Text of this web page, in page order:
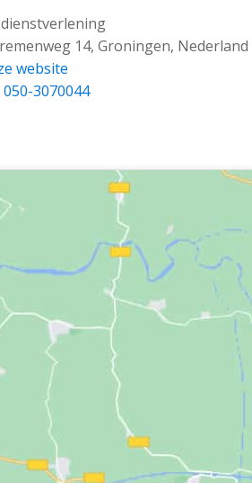
14, Groningen, Nederland
website
050-3070044